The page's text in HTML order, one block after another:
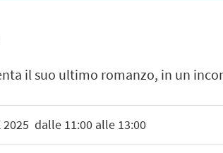
il suo ultimo romanzo, in un
2025 dalle 11:00 alle 13:00